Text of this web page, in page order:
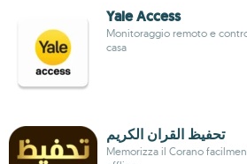
Yale Access
Monitoraggio remoto e
casa
تحفيظ القران الكريم
Memorizza il Corano